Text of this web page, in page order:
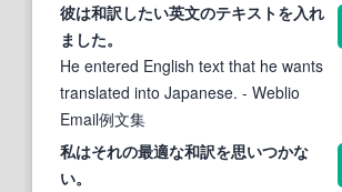
彼は和訳したい英文のテキストを入れ
ました。
He entered English text that he wants
translated into Japanese. - Weblio
Email例文集
私はそれの最適な和訳を思いつかな
い。